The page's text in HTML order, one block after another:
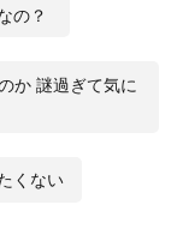
の？
か 謎過ぎて気に
くない